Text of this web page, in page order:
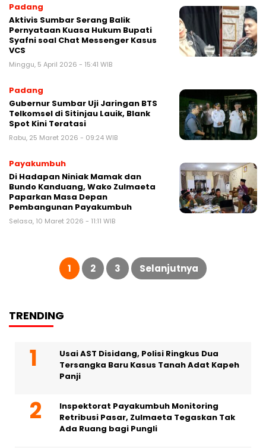
Padang
Aktivis Sumbar Serang Balik
Pernyataan Kuasa Hukum Bupati
Syafni soal Chat Messenger Kasus
VCS
Minggu, 5 April 2026 - 15:41 WIB
Padang
Gubernur Sumbar Uji Jaringan BTS
Telkomsel di Sitinjau Lauik, Blank
Spot Kini Teratasi
Rabu, 25 Maret 2026 - 09:24 WIB
Payakumbuh
Di Hadapan Niniak Mamak dan
Bundo Kanduang, Wako Zulmaeta
Paparkan Masa Depan
Pembangunan Payakumbuh
Selasa, 10 Maret 2026 - 11:11 WIB
Paginasi
1 2 3 Selanjutnya
TRENDING
Usai AST Disidang, Polisi Ringkus Dua
Tersangka Baru Kasus Tanah Adat Kapeh
Panji
Inspektorat Payakumbuh Monitoring
Retribusi Pasar, Zulmaeta Tegaskan Tak
Ada Ruang bagi Pungli